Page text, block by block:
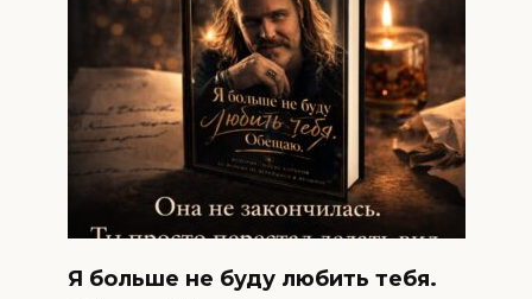
Я больше не буду любить тебя.